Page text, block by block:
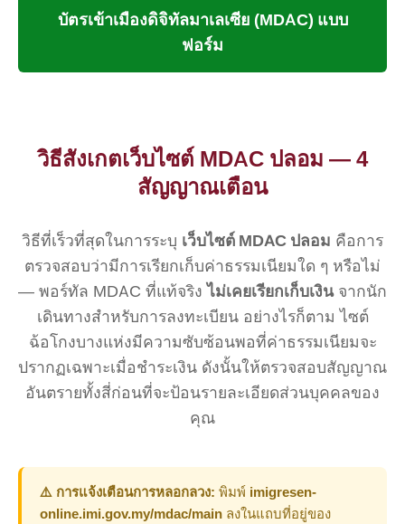
บัตรเข้าเมืองดิจิทัลมาเลเซีย (MDAC) แบบ
ฟอร์ม
วิธีสังเกตเว็บไซต์ MDAC ปลอม — 4
สัญญาณเตือน
วิธีที่เร็วที่สุดในการระบุ เว็บไซต์ MDAC ปลอม คือการ
ตรวจสอบว่ามีการเรียกเก็บค่าธรรมเนียมใด ๆ หรือไม่
— พอร์ทัล MDAC ที่แท้จริงไม่เคยเรียกเก็บเงินจากนัก
เดินทางสำหรับการลงทะเบียน อย่างไรก็ตาม ไซต์
ฉ้อโกงบางแห่งมีความซับซ้อนพอที่ค่าธรรมเนียมจะ
ปรากฏเฉพาะเมื่อชำระเงิน ดังนั้นให้ตรวจสอบสัญญาณ
อันตรายทั้งสี่ก่อนที่จะป้อนรายละเอียดส่วนบุคคลของ
คุณ
⚠️ การแจ้งเตือนการหลอกลวง: พิมพ์ imigresen-
online.imi.gov.my/mdac/main ลงในแถบที่อยู่ของ